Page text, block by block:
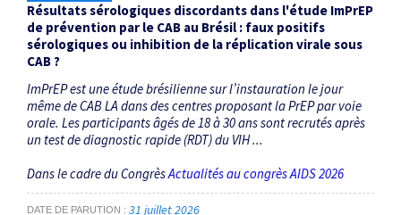
Résultats sérologiques discordants dans l'étude ImPrEP
de prévention par le CAB au Brésil : faux positifs
sérologiques ou inhibition de la réplication virale sous
CAB ?
ImPrEP est une étude brésilienne sur l’instauration le jour
même de CAB LA dans des centres proposant la PrEP par voie
orale. Les participants âgés de 18 à 30 ans sont recrutés après
un test de diagnostic rapide (RDT) du VIH ...
Dans le cadre du CongrèsActualités au congrès AIDS 2026
DATE DE PARUTION 31 juillet 2026